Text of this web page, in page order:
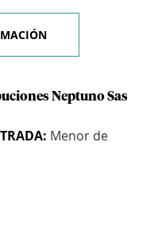
Neptuno Sas
Menor de